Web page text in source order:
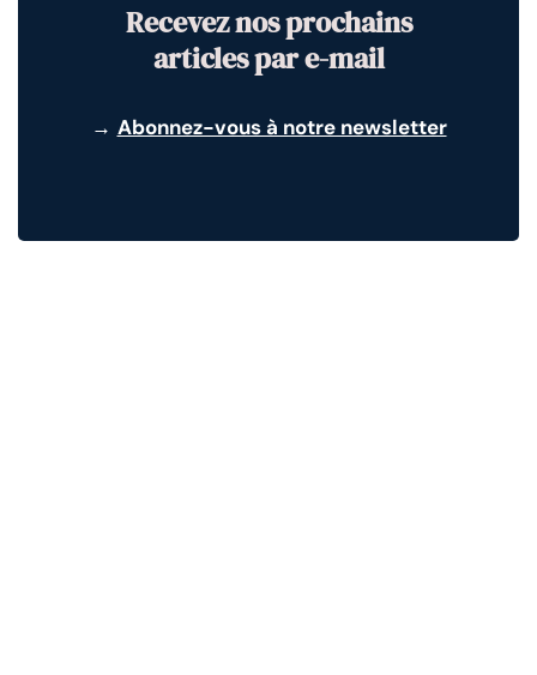
Recevez nos prochains
articles par e-mail
→ Abonnez-vous à notre newsletter